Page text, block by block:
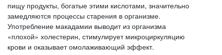
пищу продукты, богатые этими кислотами, значительно
замедляются процессы старения в организме.
Употребление макадамии выводит из организма
«плохой» холестерин, стимулирует микроциркуляцию
крови и оказывает омолаживающий эффект.